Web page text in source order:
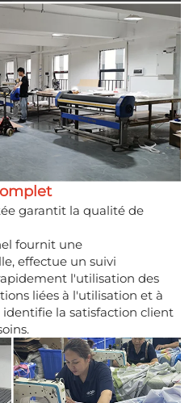
garantit la qualité de
fournit une
effectue un suivi
l'utilisation des
liées à l'utilisation et à
la satisfaction client